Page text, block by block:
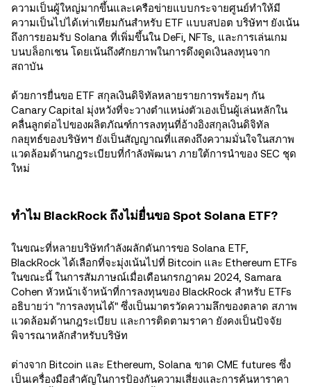
ความเป็นผู้ใหญ่มากขึ้นและเครือข่ายแบบกระจายศูนย์ทำให้มี
ความเป็นไปได้เท่าเทียมกันสำหรับ ETF แบบสปอต บริษัทฯ ยังเน้น
ถึงการยอมรับ Solana ที่เพิ่มขึ้นใน DeFi, NFTs, และการเล่นเกม
บนบล็อกเชน โดยเน้นถึงศักยภาพในการดึงดูดเงินลงทุนจาก
สถาบัน
ด้วยการยื่นขอ ETF สกุลเงินดิจิทัลหลายรายการพร้อมๆ กัน
Canary Capital มุ่งหวังที่จะวางตำแหน่งตัวเองเป็นผู้เล่นหลักใน
คลื่นลูกต่อไปของผลิตภัณฑ์การลงทุนที่อ้างอิงสกุลเงินดิจิทัล
กลยุทธ์ของบริษัทฯ ยังเป็นสัญญาณที่แสดงถึงความมั่นใจในสภาพ
แวดล้อมด้านกฎระเบียบที่กำลังพัฒนา ภายใต้การนำของ SEC ชุด
ใหม่
ทำไม BlackRock ถึงไม่ยื่นขอ Spot Solana ETF?
ในขณะที่หลายบริษัทกำลังผลักดันการขอ Solana ETF,
BlackRock ได้เลือกที่จะมุ่งเน้นไปที่ Bitcoin และ Ethereum ETFs
ในขณะนี้ ในการสัมภาษณ์เมื่อเดือนกรกฎาคม 2024, Samara
Cohen หัวหน้าเจ้าหน้าที่การลงทุนของ BlackRock สำหรับ ETFs
อธิบายว่า "การลงทุนได้" ซึ่งเป็นมาตรวัดความลึกของตลาด สภาพ
แวดล้อมด้านกฎระเบียบ และการติดตามราคา ยังคงเป็นปัจจัย
พิจารณาหลักสำหรับบริษัท
ต่างจาก Bitcoin และ Ethereum, Solana ขาด CME futures ซึ่ง
เป็นเครื่องมือสําคัญในการป้องกันความเสี่ยงและการค้นหาราคา